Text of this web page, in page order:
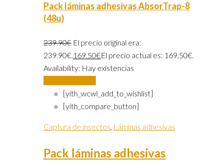
Pack láminas adhesivas AbsorTrap-8
(48u)
239.90€ El precio original era:
239.90€.169.50€El precio actual es: 169.50€.
Availability: Hay existencias
[yith_wcwl_add_to_wishlist]
[yith_compare_button]
Captura de insectos, Láminas adhesivas
Pack láminas adhesivas